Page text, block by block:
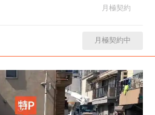
月極契約
月極契約中